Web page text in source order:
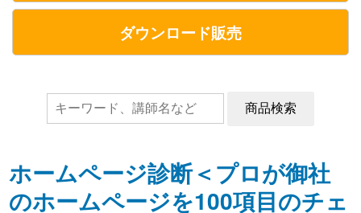
ダウンロード販売
ホームページ診断＜プロが御社
のホームページを100項目のチェ